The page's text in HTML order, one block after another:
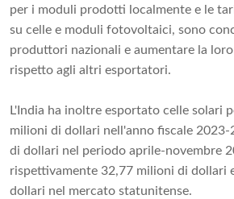
per i moduli prodotti localmente e le
su celle e moduli fotovoltaici, sono
produttori nazionali e aumentare la
rispetto agli altri esportatori.
L'India ha inoltre esportato celle solari
milioni di dollari nell'anno fiscale
di dollari nel periodo aprile-novembre
rispettivamente 32,77 milioni di dollari
dollari nel mercato statunitense.